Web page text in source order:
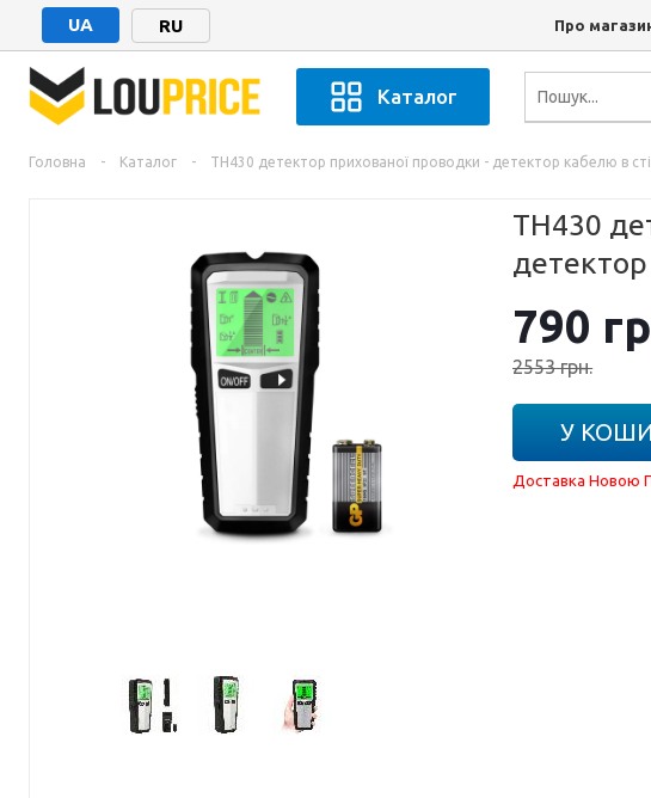
UA RU Про
Каталог
Головна - Каталог - TH430 детектор прихованої проводки - детектор кабелю в
TH430
детектор
790
2553грн.
У
Доставка Новою